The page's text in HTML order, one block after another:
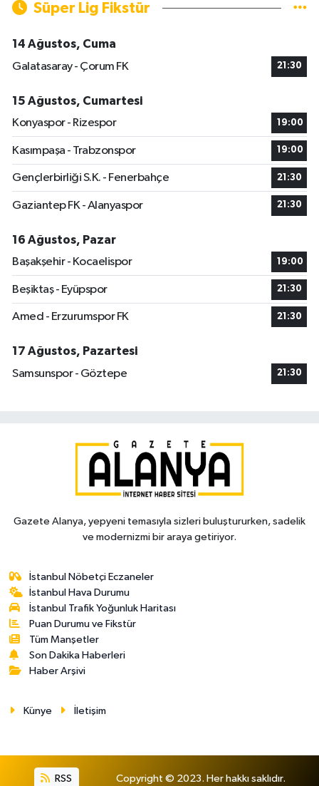
Süper Lig Fikstür
14 Ağustos, Cuma
Galatasaray - Çorum FK
21:30
15 Ağustos, Cumartesi
Konyaspor - Rizespor
19:00
Kasımpaşa - Trabzonspor 19:00
Gençlerbirliği S.K. - Fenerbahçe 21:30
Gaziantep FK - Alanyaspor 21:30
16 Ağustos, Pazar
Başakşehir - Kocaelispor
19:00
Beşiktaş - Eyüpspor 21:30
Amed - Erzurumspor FK 21:30
17 Ağustos, Pazartesi
Samsunspor - Göztepe
21:30
Gazete Alanya, yepyeni temasıyla sizleri buluştururken, sadelik
ve modernizmi bir araya getiriyor.
İstanbul Nöbetçi Eczaneler
İstanbul Hava Durumu
İstanbul Trafik Yoğunluk Haritası
Puan Durumu ve Fikstür
Tüm Manşetler
Son Dakika Haberleri
Haber Arşivi
Künye İletişim
RSS Copyright © 2023. Her hakkı saklıdır.